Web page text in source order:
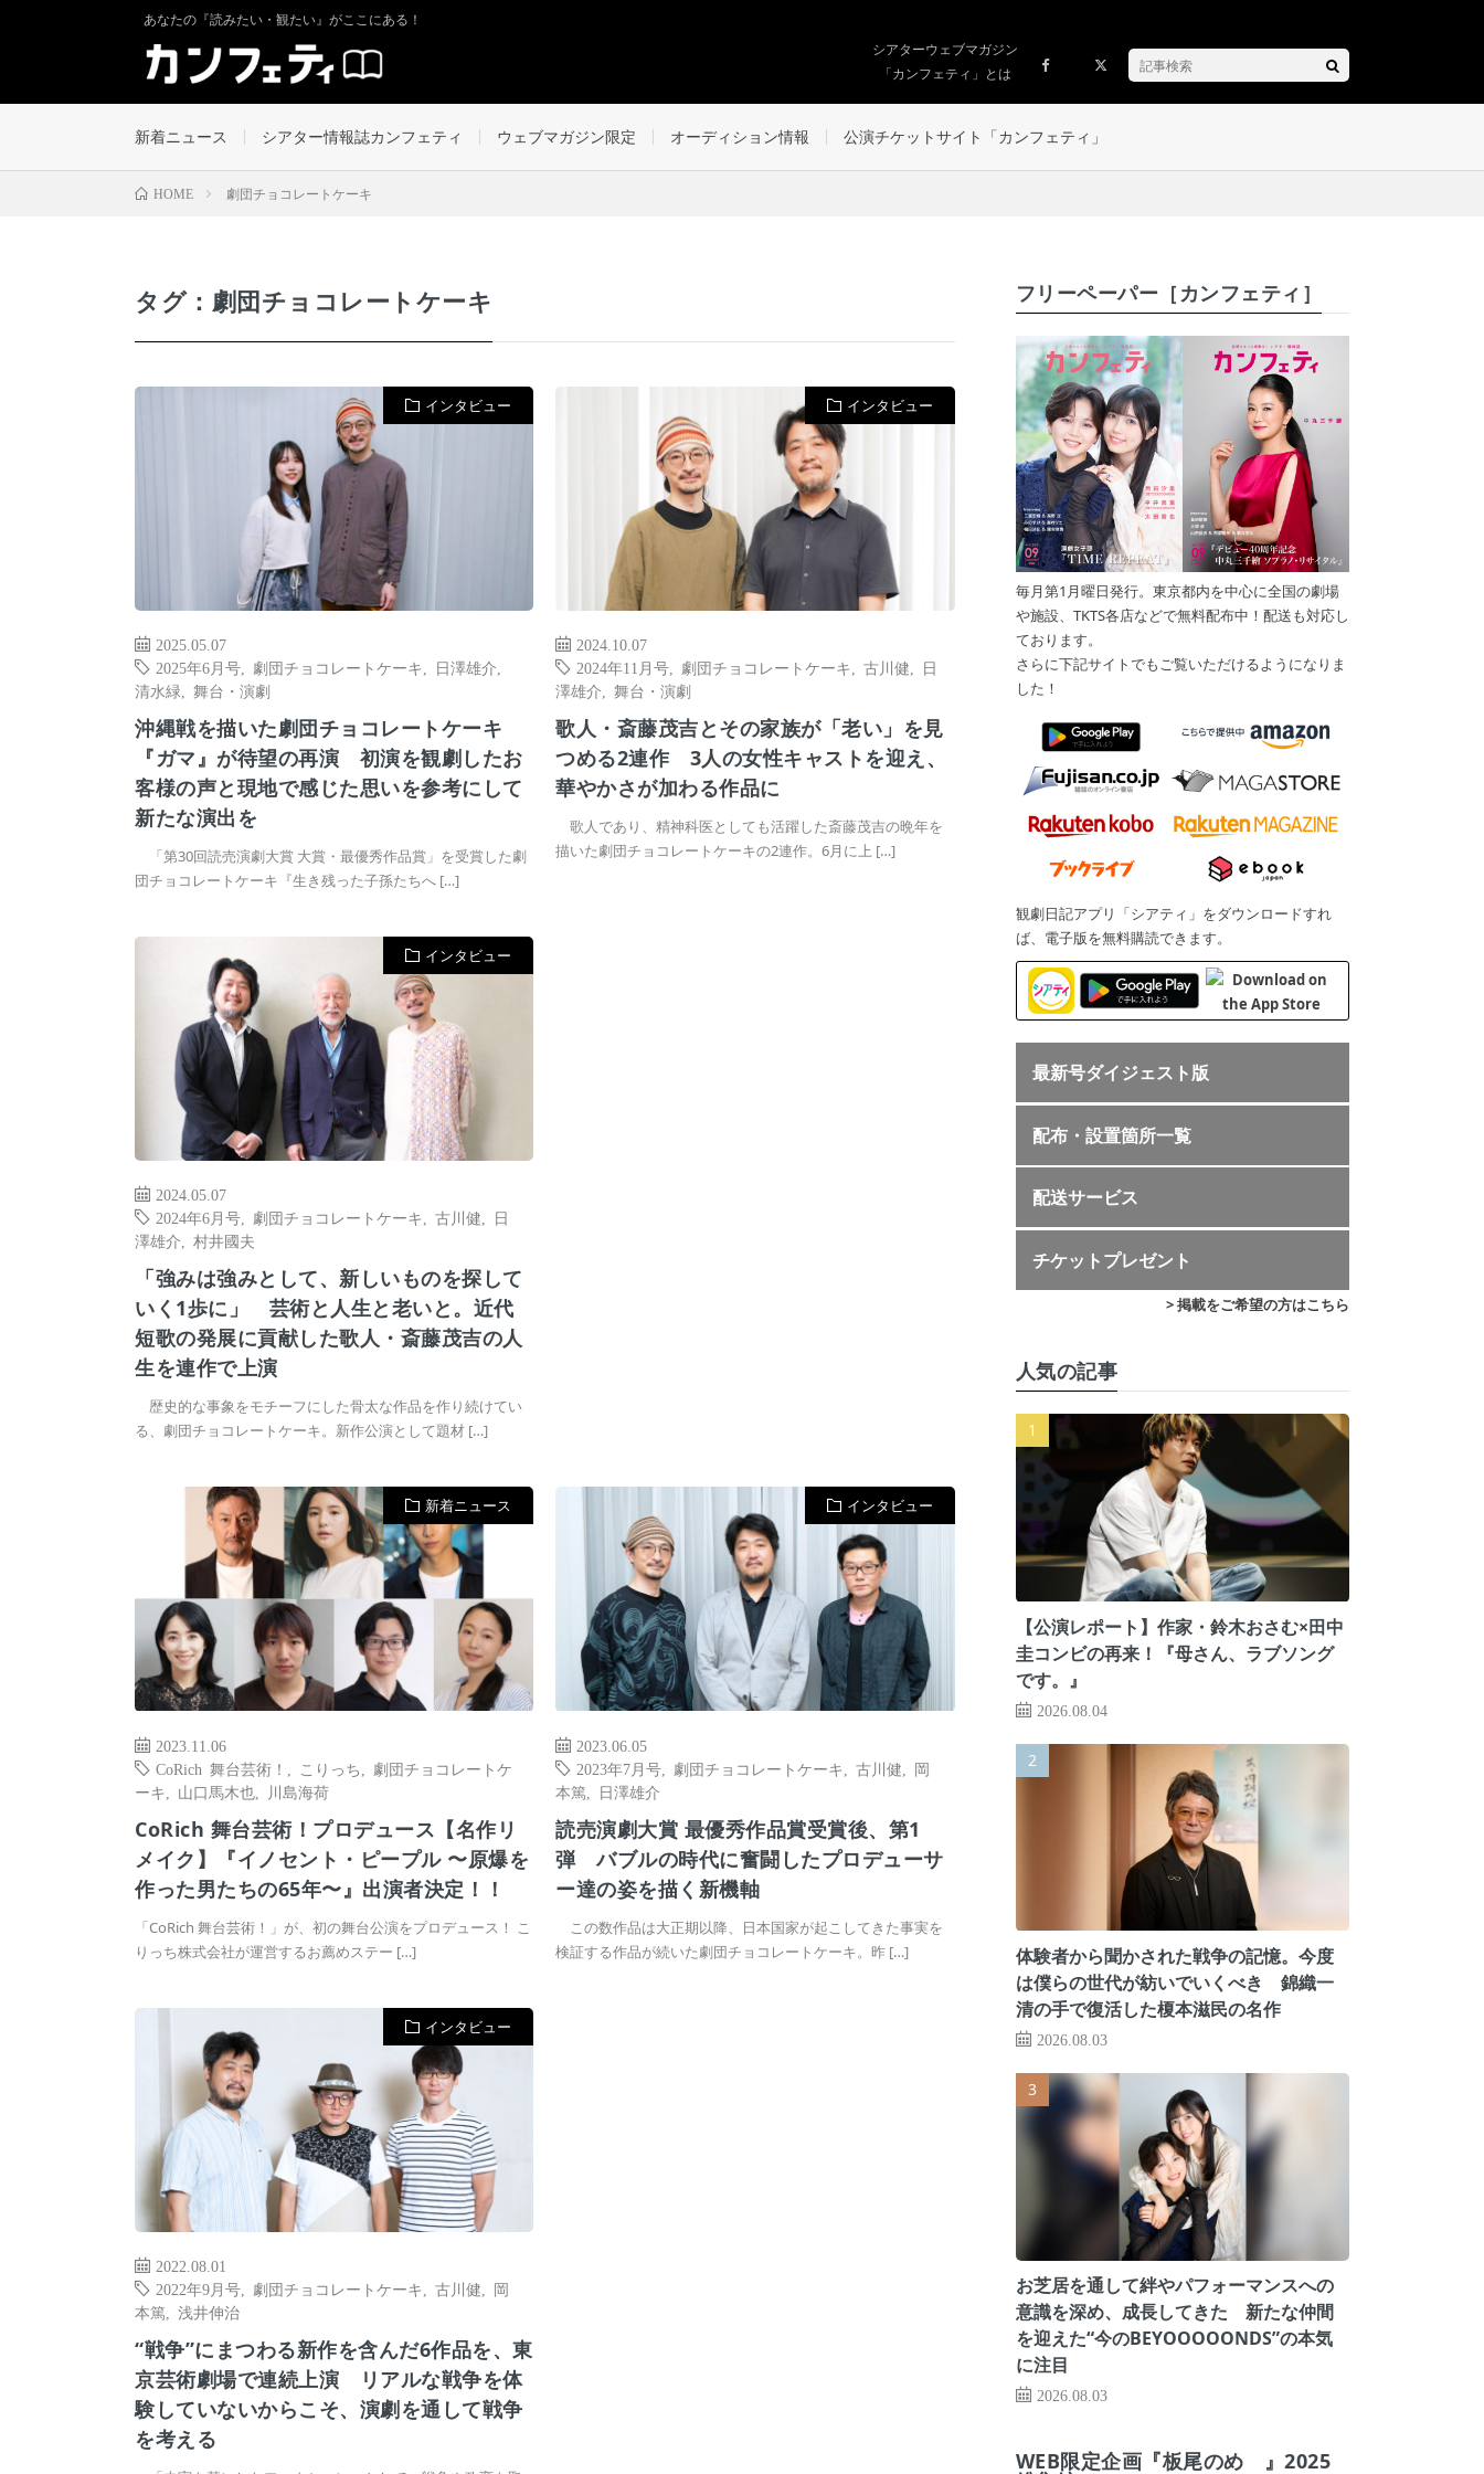
あなたの『読みたい・観たい』がここにある！
シアターウェブマガジン
「カンフェティ」とは
新着ニュース シアター情報誌カンフェティ ウェブマガジン限定 オーディション情報 公演チケットサイト「カンフェティ」
HOME 劇団チョコレートケーキ
タグ：劇団チョコレートケーキ
インタビュー
2025.05.07
2025年6月号
劇団チョコレートケーキ 日澤雄介
清水緑
舞台・演劇
沖縄戦を描いた劇団チョコレートケーキ
『ガマ』が待望の再演 初演を観劇したお
客様の声と現地で感じた思いを参考にして
新たな演出を
「第30回読売演劇大賞 大賞・最優秀作品賞」を受賞した劇
団チョコレートケーキ『生き残った子孫たちへ […]
インタビュー
2024.10.07
2024年11月号
劇団チョコレートケーキ ,古川健
日
澤雄介 ,舞台・演劇
歌人・斎藤茂吉とその家族が「老い」を見
つめる2連作 3人の女性キャストを迎え、
華やかさが加わる作品に
歌人であり、精神科医としても活躍した斎藤茂吉の晩年を
描いた劇団チョコレートケーキの2連作。6月に上 […]
インタビュー
2024.05.07
2024年6月号
劇団チョコレートケーキ 古川健
日
澤雄介
村井國夫
「強みは強みとして、新しいものを探して
いく1歩に」 芸術と人生と老いと。近代
短歌の発展に貢献した歌人・斎藤茂吉の人
生を連作で上演
歴史的な事象をモチーフにした骨太な作品を作り続けてい
る、劇団チョコレートケーキ。新作公演として題材 […]
新着ニュース
2023.11.06
CoRich 舞台芸術！
こりっち
劇団チョコレートケ
ーキ
山口馬木也 川島海荷
CoRich 舞台芸術！プロデュース【名作リ
メイク】『イノセント・ピープル 〜原爆を
作った男たちの65年〜』出演者決定！！
「CoRich 舞台芸術！」が、初の舞台公演をプロデュース！ こ
りっち株式会社が運営するお薦めステー […]
インタビュー
2023.06.05
2023年7月号
劇団チョコレートケーキ ,古川健
岡
本篤
日澤雄介
読売演劇大賞 最優秀作品賞受賞後、第1
弾 バブルの時代に奮闘したプロデューサ
ー達の姿を描く新機軸
この数作品は大正期以降、日本国家が起こしてきた事実を
検証する作品が続いた劇団チョコレートケーキ。昨 […]
インタビュー
2022.08.01
2022年9月号
劇団チョコレートケーキ 古川健
岡
本篤
浅井伸治
“戦争”にまつわる新作を含んだ6作品を、東
京芸術劇場で連続上演 リアルな戦争を体
験していないからこそ、演劇を通して戦争
を考える
フリーペーパー［カンフェティ］
毎月第1月曜日発行。東京都内を中心に全国の劇場
や施設、TKTS各店などで無料配布中！配送も対応し
ております。
さらに下記サイトでもご覧いただけるようになりま
した！
観劇日記アプリ「シアティ」をダウンロードすれ
ば、電子版を無料購読できます。
最新号ダイジェスト版
配布・設置箇所一覧
配送サービス
チケットプレゼント
> 掲載をご希望の方はこちら
人気の記事
【公演レポート】作家・鈴木おさむ×田中
圭コンビの再来！『母さん、ラブソング
です。』
2026.08.04
体験者から聞かされた戦争の記憶。今度
は僕らの世代が紡いでいくべき 錦織一
清の手で復活した榎本滋民の名作
2026.08.03
お芝居を通して絆やパフォーマンスへの
意識を深め、成長してきた 新たな仲間
を迎えた“今のBEYOOOOONDS”の本気
に注目
2026.08.03
WEB限定企画『板尾のめ゙』2025